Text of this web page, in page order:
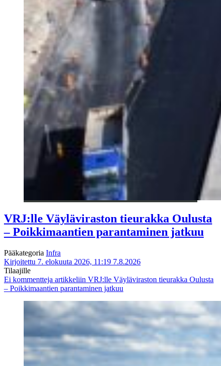
VRJ:lle Väyläviraston tieurakka Oulusta
– Poikkimaantien parantaminen jatkuu
Pääkategoria Infra
Kirjoitettu 7. elokuuta 2026, 11:19 7.8.2026
Tilaajille
Ei kommentteja artikkeliin VRJ:lle Väyläviraston tieurakka Oulusta
– Poikkimaantien parantaminen jatkuu